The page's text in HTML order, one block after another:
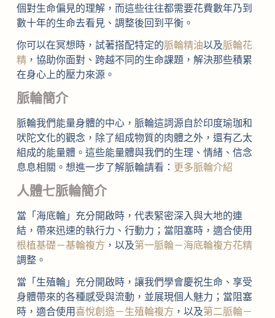
個對生命偏見的理解，而這些往往都需要花費數年乃到
數十年的生命去看見、調整後回到平衡。
你可以在冥想時，試著搭配特定的脈輪精油以及脈輪花
精，協助你面對、跨越不同的生命課題，解決那些積累
在身心上的壓力來源。
脈輪簡介
脈輪我們能量身體的中心，脈輪這詞源自於印度瑜珈和
吠陀文化的觀念，除了組成物質的肉體之外，還有乙太
組成的能量體。這些能量體與我們的生理、情緒、信念
息息相關。想進一步了解脈輪請看： 更多脈輪介紹
人體七脈輪簡介
當「海底輪」充分開啟時，代表緊密深入與大地的連
結，帶來迅速的執行力、行動力；當阻塞時，適合使用
根植基礎－基輪複方 ，以及第一脈輪－海底輪複方花精
調整。
當「生殖輪」充分開啟時，讓我們學會慶祝生命、享受
身體帶來的各種感受與流動，並展現個人魅力；當阻塞
時，適合使用喜悅創造－生殖輪複方 ，以及第二脈輪－